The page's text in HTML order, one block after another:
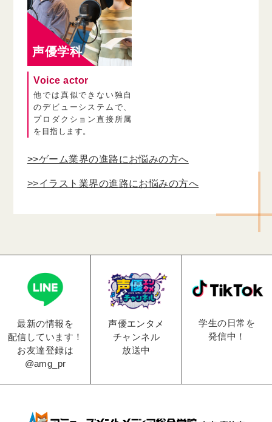
声優学科
Voice actor
他では真似できない独自
のデビューシステムで、
プロダクション直接所属
を目指します。
>>ゲーム業界の進路にお悩みの方へ
>>イラスト業界の進路にお悩みの方へ
最新の情報を
配信しています！
お友達登録は
@amg_pr
声優エンタメ
チャンネル
放送中
学生の日常を
発信中！